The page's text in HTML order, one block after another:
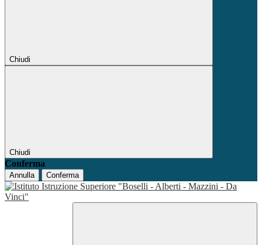
Chiudi
Chiudi
Conferma
Annulla Conferma